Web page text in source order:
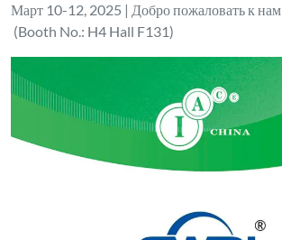
Март 10-12, 2025 | Добро пожаловать к нам
(Booth No.: H4 Hall F131)